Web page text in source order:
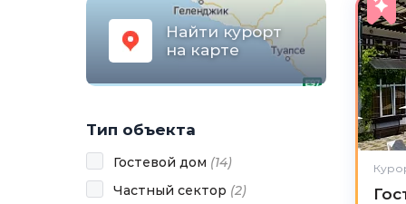
Найти курорт
на карте
Тип объекта
Гостевой дом (14)
Частный сектор (2)